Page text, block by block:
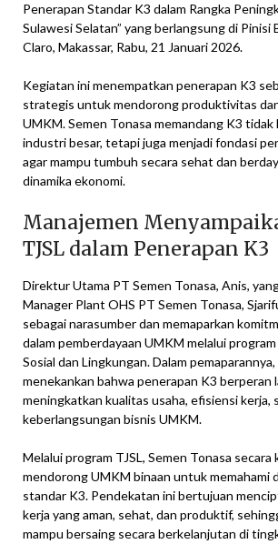
Penerapan Standar K3 dalam Rangka
Sulawesi Selatan” yang berlangsung di Pinisi
Claro, Makassar, Rabu, 21 Januari 2026.
Kegiatan ini menempatkan penerapan K3
strategis untuk mendorong produktivitas
UMKM. Semen Tonasa memandang K3 tidak
industri besar, tetapi juga menjadi fondasi
agar mampu tumbuh secara sehat dan
dinamika ekonomi.
Manajemen
TJSL dalam Penerapan K3
Direktur Utama PT Semen Tonasa, Anis,
Manager Plant OHS PT Semen Tonasa,
sebagai narasumber dan memaparkan
dalam pemberdayaan UMKM melalui
Sosial dan Lingkungan. Dalam
menekankan bahwa penerapan K3 berperan
meningkatkan kualitas usaha, efisiensi kerja,
keberlangsungan bisnis UMKM.
Melalui program TJSL, Semen Tonasa secara
mendorong UMKM binaan untuk memahami
standar K3. Pendekatan ini bertujuan
kerja yang aman, sehat, dan produktif,
mampu bersaing secara berkelanjutan di